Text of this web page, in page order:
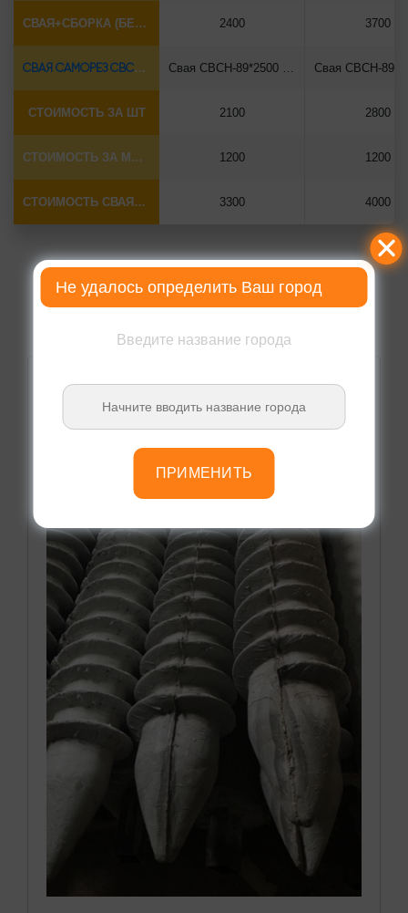
СВАЯ+СБОРКА (БЕЗ ОГОЛОВКА) 2400 3700
СВАЯ САМОРЕЗ СВСН-Ø89*6.5
СТОИМОСТЬ ЗА ШТ
СТОИМОСТЬ ЗА МОНТАЖ
СТОИМОСТЬ СВАЯ+МОНТАЖ (БЕЗ ОГОЛОВКА)
2100
1200
3300
2800
1200
4000
Не удалось определить Ваш город
Введите название города
ПРИМЕНИТЬ